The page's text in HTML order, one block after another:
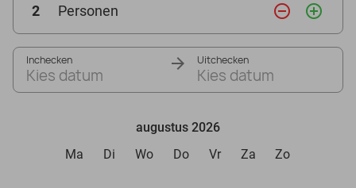
2 Personen remove_circle_outline add_circle_outline
Inchecken
Kies datum
Uitchecken
Kies datum
augustus 2026
Ma
Di Wo Do Vr Za Zo